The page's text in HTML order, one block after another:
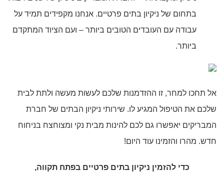
בתחום של ניקיון בתים פרטיים. אנחנו מקפידים תמיד על
עבודה עם העובדים הטובים ביותר – ועם הציוד המתקדם
ביותר.
אל תחכו למחר, זו ההזדמנות שלכם לעשות מעשה ולתת לבית
שלכם את הטיפול המגיע לו. שירותי ניקיון הבתים של חברת
המבריקים יאפשרו גם לכם להינות מבית נקי ומצוחצח בניחוח
חדש. מהרו והזמינו עוד היום!
כדי להזמין ניקיון בתים פרטיים בפתח תקווה,